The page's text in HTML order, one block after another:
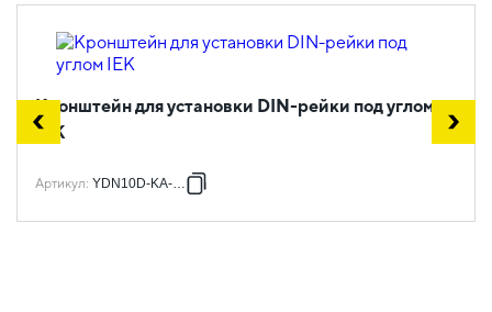
Кронштейн для установки DIN-рейки под углом
IEK
Артикул: YDN10D-KA-045